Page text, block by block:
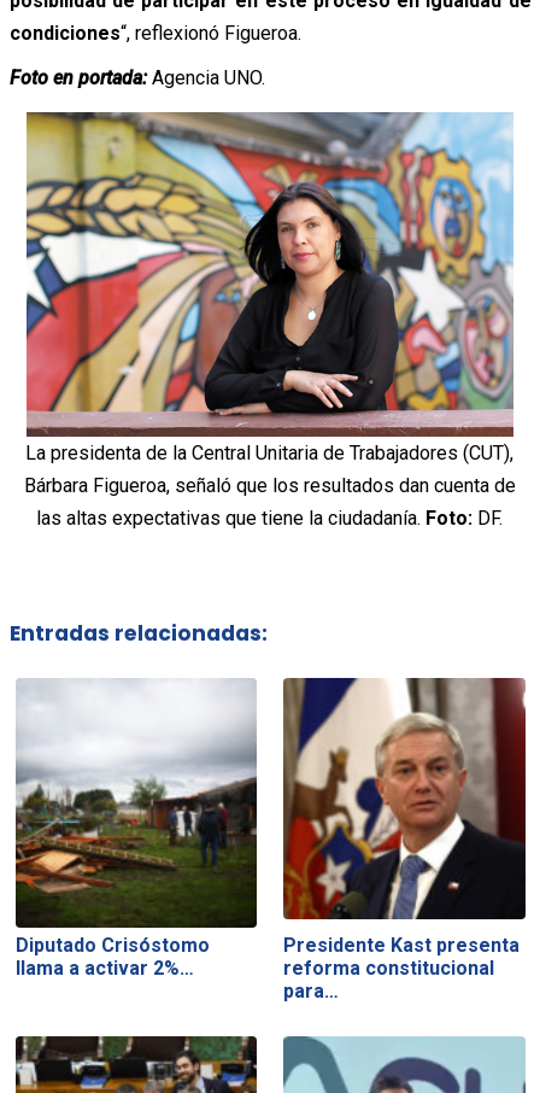
condiciones“, reflexionó Figueroa.
Foto en portada:Agencia UNO.
La presidenta de la Central Unitaria de Trabajadores (CUT),
Bárbara Figueroa, señaló que los resultados dan cuenta de
las altas expectativas que tiene la ciudadanía. Foto: DF.
Entradas relacionadas:
Diputado Crisóstomo
llama a activar 2%…
Presidente Kast presenta
reforma constitucional
para…